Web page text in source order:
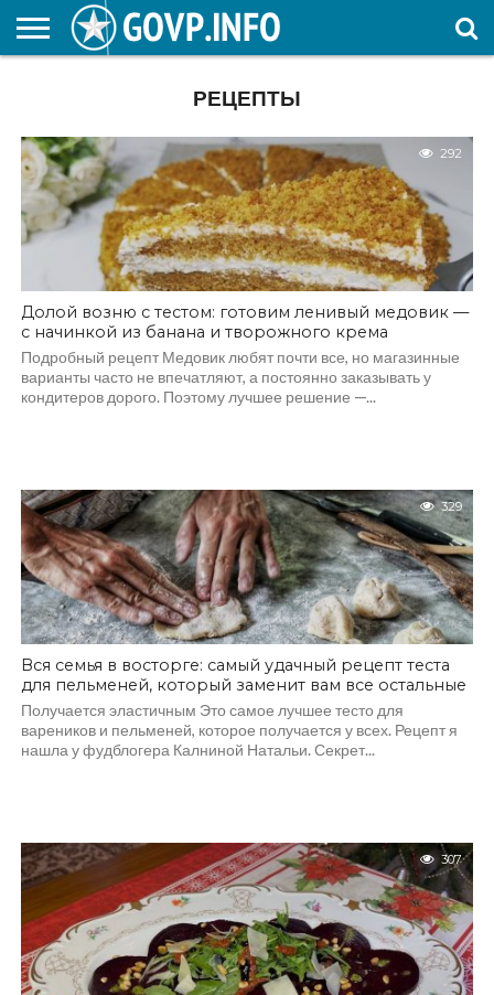
РЕЦЕПТЫ
292
Долой возню с тестом: готовим ленивый медовик —
с начинкой из банана и творожного крема
Подробный рецепт Медовик любят почти все, но магазинные
варианты часто не впечатляют, а постоянно заказывать у
кондитеров дорого. Поэтому лучшее решение —...
329
Вся семья в восторге: самый удачный рецепт теста
для пельменей, который заменит вам все остальные
Получается эластичным Это самое лучшее тесто для
вареников и пельменей, которое получается у всех. Рецепт я
нашла у фудблогера Калниной Натальи. Секрет...
307